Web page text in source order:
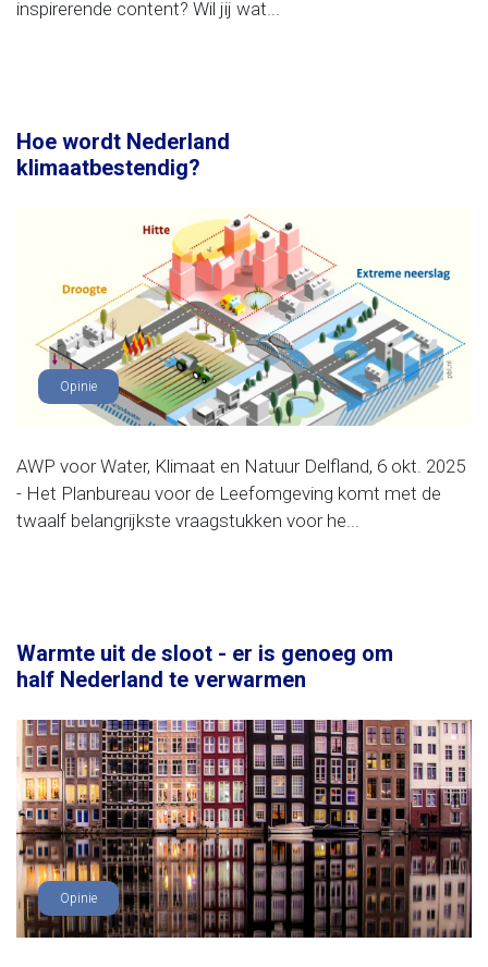
inspirerende content? Wil jij wat...
Hoe wordt Nederland
klimaatbestendig?
Opinie
AWP voor Water, Klimaat en Natuur Delfland, 6 okt. 2025
- Het Planbureau voor de Leefomgeving komt met de
twaalf belangrijkste vraagstukken voor he...
Warmte uit de sloot - er is genoeg om
half Nederland te verwarmen
Opinie